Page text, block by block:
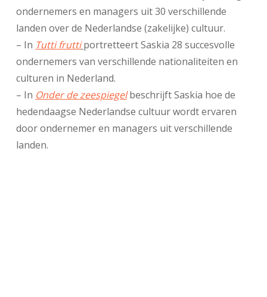
ondernemers en managers uit 30 verschillende
landen over de Nederlandse (zakelijke) cultuur.
– In Tutti frutti portretteert Saskia 28 succesvolle
ondernemers van verschillende nationaliteiten en
culturen in Nederland.
– In Onder de zeespiegel beschrijft Saskia hoe de
hedendaagse Nederlandse cultuur wordt ervaren
door ondernemer en managers uit verschillende
landen.